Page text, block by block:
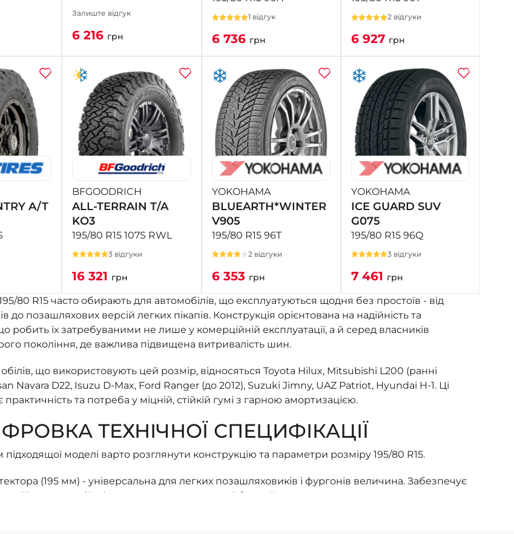
Залиште відгук
6 216 грн
1 відгук
6 736 грн
2 відгуки
6 927 грн
A/T
BFGOODRICH
ALL-TERRAIN T/A
KO3
195/80 R15 107S RWL
3 відгуки
16 321 грн
YOKOHAMA
BLUEARTH*WINTER
V905
195/80 R15 96T
2 відгуки
6 353 грн
YOKOHAMA
ICE GUARD SUV
G075
195/80 R15 96Q
3 відгуки
7 461 грн
80 R15 часто обирають для автомобілів, що експлуатуються щодня без простоїв - від
до позашляхових версій легких пікапів. Конструкція орієнтована на надійність та
робить їх затребуваними не лише у комерційній експлуатації, а й серед власників
покоління, де важлива підвищена витривалість шин.
що використовують цей розмір, відносяться Toyota Hilux, Mitsubishi L200 (ранні
Navara D22, Isuzu D-Max, Ford Ranger (до 2012), Suzuki Jimny, UAZ Patriot, Hyundai H-1. Ці
практичність та потреба у міцній, стійкій гумі з гарною амортизацією.
ТЕХНІЧНОЇ СПЕЦИФІКАЦІЇ
моделі варто розглянути конструкцію та параметри розміру 195/80 R15.
(195 мм) - універсальна для легких позашляховиків і фургонів величина. Забезпечує
прямій та достатній рівень зчеплення на ґрунті без зайвого опору коченню;